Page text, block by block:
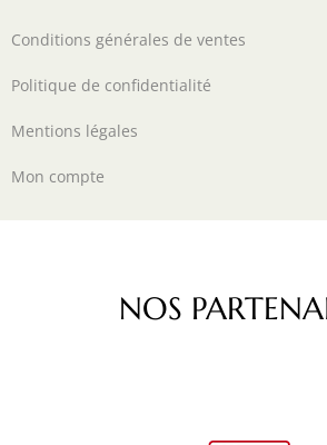
Conditions générales de ventes
Politique de confidentialité
Mentions légales
Mon compte
NOS